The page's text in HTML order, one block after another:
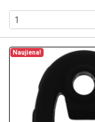
Naujiena!